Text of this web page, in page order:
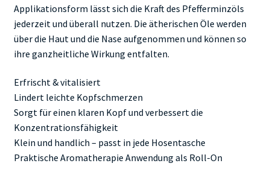
Applikationsform lässt sich die Kraft des Pfefferminzöls
jederzeit und überall nutzen. Die ätherischen Öle werden
über die Haut und die Nase aufgenommen und können so
ihre ganzheitliche Wirkung entfalten.
Erfrischt & vitalisiert
Lindert leichte Kopfschmerzen
Sorgt für einen klaren Kopf und verbessert die
Konzentrationsfähigkeit
Klein und handlich – passt in jede Hosentasche
Praktische Aromatherapie Anwendung als Roll-On